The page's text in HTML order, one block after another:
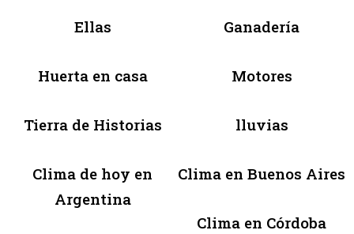
Ellas Ganadería
Huerta en casa Motores
Tierra de Historias lluvias
Clima de hoy en
Argentina
Clima en Buenos Aires
Clima en Córdoba